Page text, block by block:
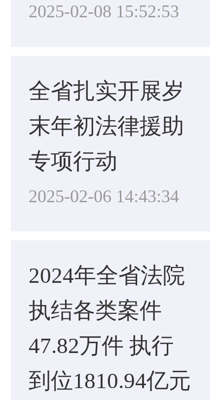
2025-02-08 15:52:53
全省扎实开展岁
末年初法律援助
专项行动
2025-02-06 14:43:34
2024年全省法院
执结各类案件
47.82万件 执行
到位1810.94亿元